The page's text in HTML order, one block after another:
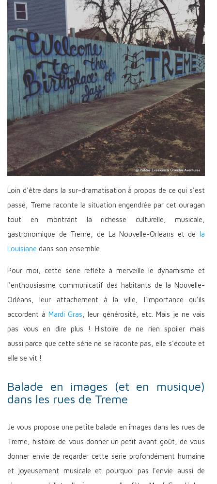
Loin d'être dans la sur-dramatisation à propos de ce qui s'est
passé, Treme raconte la situation engendrée par cet ouragan
tout en montrant la richesse culturelle, musicale,
gastronomique de Treme, de La Nouvelle-Orléans et de la
Louisiane dans son ensemble.
Pour moi, cette série reflète à merveille le dynamisme et
l'enthousiasme communicatif des habitants de la Nouvelle-
Orléans, leur attachement à la ville, l'importance qu'ils
accordent àMardi Gras , leur générosité, etc. Mais je ne vais
pas vous en dire plus ! Histoire de ne rien spoiler mais
aussi parce que cette série ne se raconte pas, elle s'écoute et
elle se vit !
Balade en images (et en musique)
dans les rues de Treme
Je vous propose une petite balade en images dans les rues de
Treme, histoire de vous donner un petit avant goût, de vous
donner envie de regarder cette série profondément humaine
et joyeusement musicale et pourquoi pas l'envie aussi de